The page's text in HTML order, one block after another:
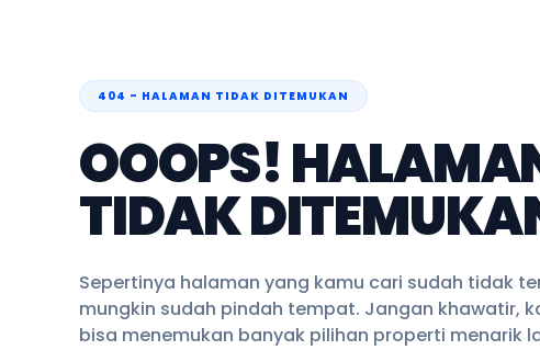
404 - HALAMAN TIDAK DITEMUKAN
OOOPS!
TIDAK
Sepertinya halaman yang kamu cari sudah tidak
mungkin sudah pindah tempat. Jangan khawatir,
bisa menemukan banyak pilihan properti menarik